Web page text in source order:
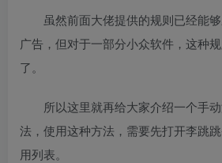
虽然前面大佬提供的规则已经能
广告，但对于一部分小众软件，这种
了。
所以这里就再给大家介绍一个手
法，使用这种方法，需要先打开李跳
用列表。